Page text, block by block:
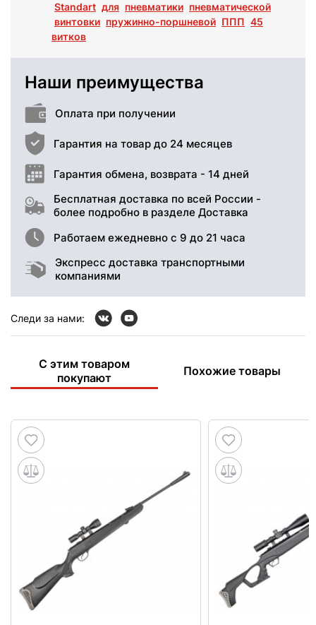
Standart для пневматики пневматической
винтовки пружинно-поршневой ППП 45
витков
Наши преимущества
Оплата при получении
Гарантия на товар до 24 месяцев
Гарантия обмена, возврата - 14 дней
Бесплатная доставка по всей России -
более подробно в разделе Доставка
Работаем ежедневно с 9 до 21 часа
Экспресс доставка транспортными
компаниями
Следи за нами:
С этим товаром
покупают
Похожие товары